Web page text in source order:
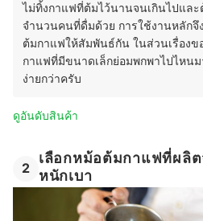
ไม่ทิ้งกาแฟที่ต้มไว้นานจนเกินไปและ
จำนวนคนที่ดื่มด้วย การใช้งานหลักจึ
ต้มกาแฟให้สัมพันธ์กัน ในส่วนเรื่อง
กาแฟที่มีขนาดเล็กย่อมพกพาไปไหน
ง่ายกว่าครับ
ดูอันดับสินค้า
2
เลือกหม้อต้มกาแฟที่ผลิต
หนักเบา